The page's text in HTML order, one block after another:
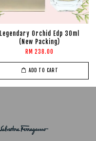
Legendary Orchid Edp 30ml
(New Packing)
RM 238.00
ADD TO CART